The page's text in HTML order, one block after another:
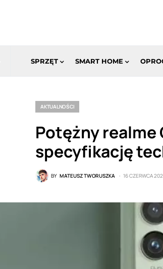
SPRZĘT SMART HOME
AKTUALNOŚCI
Potężny realme
specyfikację
BY MATEUSZ TWORUSZKA 16 CZERWCA